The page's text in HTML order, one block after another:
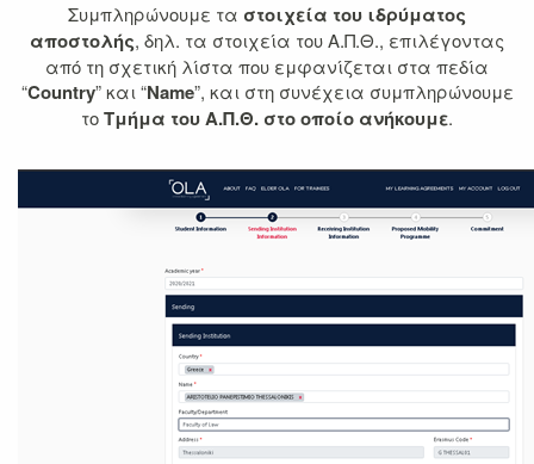
Συμπληρώνουμε τα στοιχεία του ιδρύματος
αποστολής, δηλ. τα στοιχεία του Α.Π.Θ., επιλέγοντας
από τη σχετική λίστα που εμφανίζεται στα πεδία
“Country” και “Name”, και στη συνέχεια συμπληρώνουμε
τοΤμήμα του Α.Π.Θ. στο οποίο ανήκουμε.